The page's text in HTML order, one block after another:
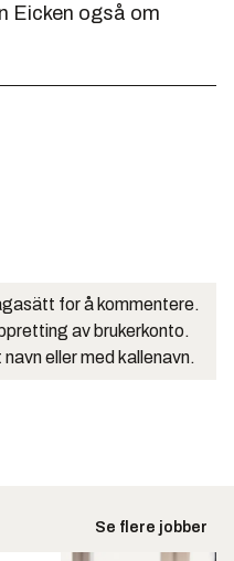
Eicken også om
for å kommentere.
av brukerkonto.
eller med kallenavn.
Se flere jobber